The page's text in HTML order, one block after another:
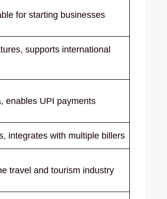
for starting businesses
supports international
enables UPI payments
integrates with multiple billers
travel and tourism industry